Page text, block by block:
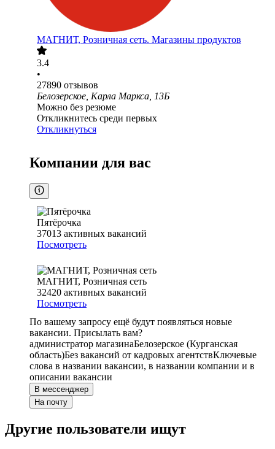
МАГНИТ, Розничная сеть. Магазины продуктов
3.4
•
27890 отзывов
Белозерское, Карла Маркса, 13Б
Можно без резюме
Откликнитесь среди первых
Откликнуться
Компании для вас
Пятёрочка
37013 активных вакансий
Посмотреть
МАГНИТ, Розничная сеть
32420 активных вакансий
Посмотреть
По вашему запросу ещё будут появляться новые
вакансии. Присылать вам?
администратор магазинаБелозерское (Курганская
область)Без вакансий от кадровых агентствКлючевые
слова в названии вакансии, в названии компании и в
описании вакансии
В мессенджер
На почту
Другие пользователи ищут